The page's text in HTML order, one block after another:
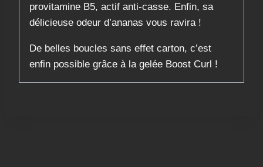
provitamine B5, actif anti-casse. Enfin, sa
délicieuse odeur d’ananas vous ravira !
De belles boucles sans effet carton, c’est
enfin possible grâce à la gelée Boost Curl !